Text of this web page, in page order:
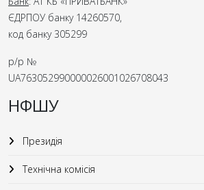
ЄДРПОУ банку 14260570,
код банку 305299
р/р №
UA763052990000026001026708043
НФШУ
Президія
Технічна комісія